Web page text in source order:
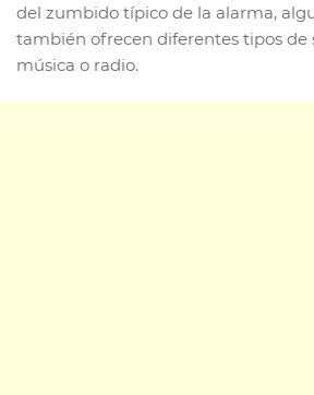
del zumbido típico de la alarma,
también ofrecen diferentes tipos de
música o radio.